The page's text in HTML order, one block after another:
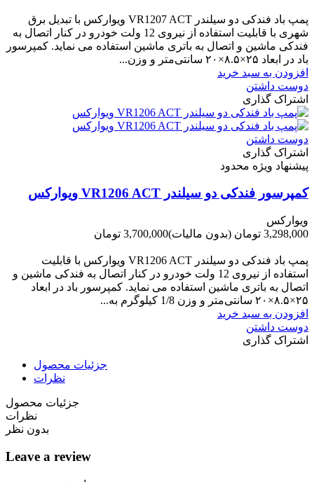
پمپ باد فندکی دو سیلندر VR1207 ACT ویوارکس با تبدیل برق
شهری با قابلیت استفاده از نیروی 12 ولت خودرو در کنار اتصال به
فندکی ماشین و اتصال به باتری ماشین استفاده می نماید. کمپرسور
باد در ابعاد ۲۵×۸.۵×۲۰ سانتی‌متر و وزن...
افزودن به سبد خرید
دوست داشتن
اشتراک گذاری
دوست داشتن
اشتراک گذاری
پیشنهاد ویژه محدود
کمپرسور فندکی دو سیلندر VR1206 ACT ویوارکس
ویوارکس
3,298,000 تومان
(بدون مالیات)3,700,000 تومان
پمپ باد فندکی دو سیلندر VR1206 ACT ویوارکس با قابلیت
استفاده از نیروی 12 ولت خودرو در کنار اتصال به فندکی ماشین و
اتصال به باتری ماشین استفاده می نماید. کمپرسور باد در ابعاد
۲۵×۸.۵×۲۰ سانتی‌متر و وزن 1/8 کیلوگرم به...
افزودن به سبد خرید
دوست داشتن
اشتراک گذاری
جزئیات محصول
نظرات
جزئیات محصول
نظرات
بدون نظر
Leave a review